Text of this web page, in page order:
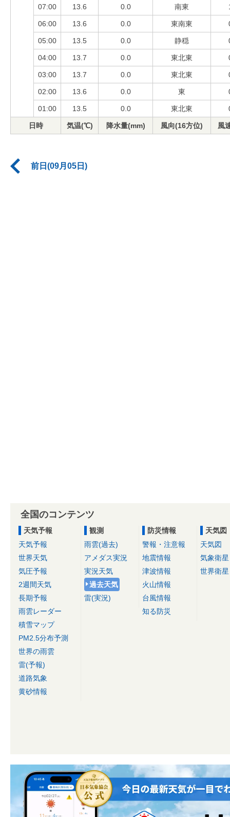
07:00 13.6 0.0 南東
06:00 13.6 0.0 東南東
05:00 13.5 0.0 静穏
04:00 13.7 0.0 東北東
03:00 13.7 0.0 東北東
02:00 13.6 0.0 東
01:00 13.5 0.0 東北東
日時 気温(℃) 降水量(mm) 風向(16方位) 風
前日(09月05日)
全国のコンテンツ
天気予報
天気予報
世界天気
気圧予報
2週間天気
長期予報
雨雲レーダー
積雪マップ
PM2.5分布予測
世界の雨雲
雷(予報)
道路気象
黄砂情報
観測
雨雲(過去)
アメダス実況
実況天気
過去天気
雷(実況)
防災情報
警報・注意報
地震情報
津波情報
火山情報
台風情報
知る防災
天気図
天気図
気象衛星
世界衛星